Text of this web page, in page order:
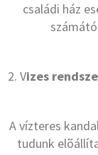
családi ház
2. Vizes
A vízteres
tudunk